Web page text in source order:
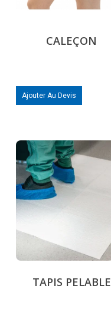
CALEÇON
Ajouter Au Devis
TAPIS PELABLE